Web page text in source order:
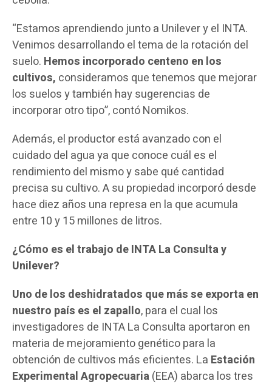
“Estamos aprendiendo junto a Unilever y el INTA.
Venimos desarrollando el tema de la rotación del
suelo. Hemos incorporado centeno en los
cultivos, consideramos que tenemos que mejorar
los suelos y también hay sugerencias de
incorporar otro tipo”, contó Nomikos.
Además, el productor está avanzado con el
cuidado del agua ya que conoce cuál es el
rendimiento del mismo y sabe qué cantidad
precisa su cultivo. A su propiedad incorporó desde
hace diez años una represa en la que acumula
entre 10 y 15 millones de litros.
¿Cómo es el trabajo de INTA La Consulta y
Unilever?
Uno de los deshidratados que más se exporta en
nuestro país es el zapallo, para el cual los
investigadores de INTA La Consulta aportaron en
materia de mejoramiento genético para la
obtención de cultivos más eficientes. La Estación
Experimental Agropecuaria(EEA) abarca los tres